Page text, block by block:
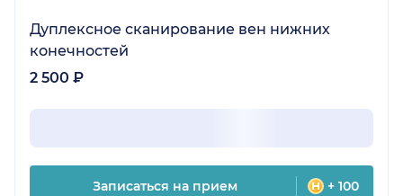
Дуплексное сканирование вен нижних
конечностей
2 500 ₽
Записаться на прием + 100